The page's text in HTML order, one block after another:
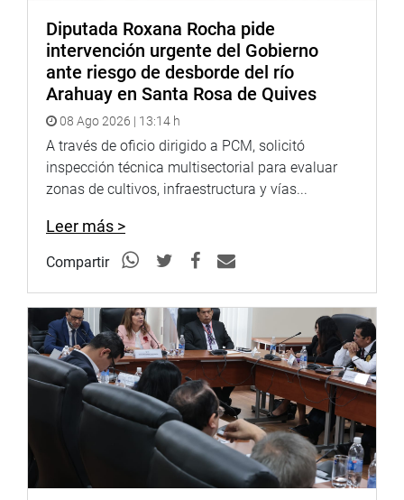
Diputada Roxana Rocha pide
intervención urgente del Gobierno
ante riesgo de desborde del río
Arahuay en Santa Rosa de Quives
08 Ago 2026 | 13:14 h
A través de oficio dirigido a PCM, solicitó
inspección técnica multisectorial para evaluar
zonas de cultivos, infraestructura y vías...
Leer más >
Compartir